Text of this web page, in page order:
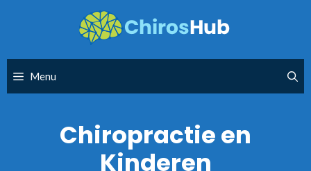
Menu
Chiropractie en
Kinderen